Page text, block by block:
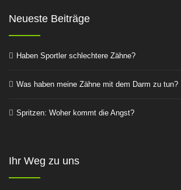
Neueste Beiträge
Haben Sportler schlechtere Zähne?
Was haben meine Zähne mit dem Darm zu tun?
Spritzen: Woher kommt die Angst?
Ihr Weg zu uns